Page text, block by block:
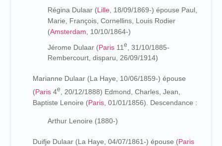
Régina Dulaar (Lille , 18/09/1869-) épouse Paul,
Marie, François, Cornellins, Louis Rodier
(Amsterdam , 10/10/1864-)
Jérome Dulaar (Paris 11 e
, 31/10/1885-
Rembercourt, disparu, 26/09/1914)
Marianne Dulaar (La Haye, 10/06/1859-) épouse
(Paris 4e
, 20/12/1888) Edmond, Charles, Jean,
Baptiste Lenoire (Paris , 01/01/1856). Descendance :
Arthur Lenoire (1880-)
Duifje Dulaar (La Haye, 04/07/1861-) épouse (Paris